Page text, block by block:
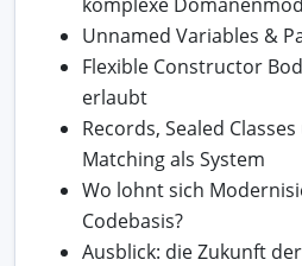
Unnamed Variables &
Flexible Constructor
erlaubt
Records, Sealed
Matching als System
Wo lohnt sich
Codebasis?
Ausblick: die Zukunft der